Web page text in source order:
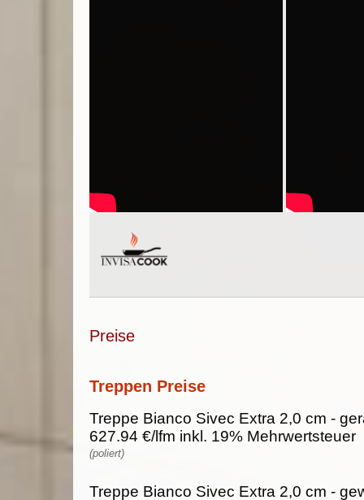
Preise
Treppen Preise
Treppe Bianco Sivec Extra 2,0 cm -
627.94 €/lfm inkl. 19% Mehrwertsteuer
(poliert)
Treppe Bianco Sivec Extra 2,0 cm -